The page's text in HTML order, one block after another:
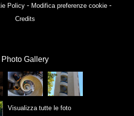
Policy- Modifica preferenze cookie-
Credits
Photo Gallery
Visualizza tutte le foto